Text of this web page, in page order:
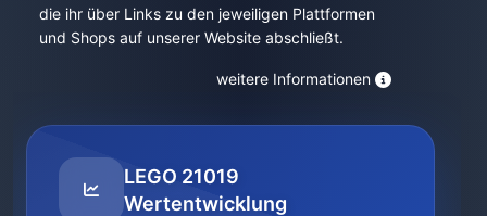
die ihr über Links zu den jeweiligen Plattformen
und Shops auf unserer Website abschließt.
weitere Informationen
LEGO 21019
Wertentwicklung